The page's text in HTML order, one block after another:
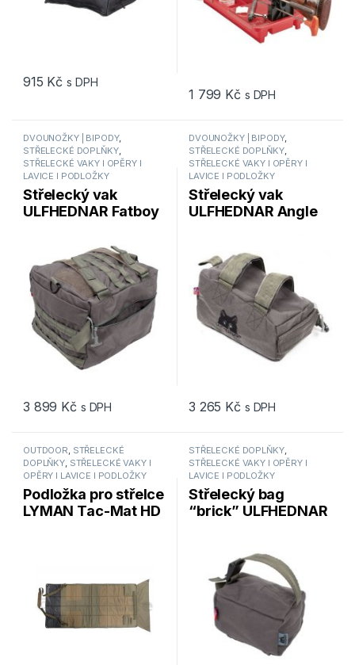
915 Kč s DPH
1 799 Kč s DPH
DVOUNOŽKY | BIPODY,
STŘELECKÉ DOPLŇKY,
STŘELECKÉ VAKY I OPĚRY I
LAVICE I PODLOŽKY
Střelecký vak
ULFHEDNAR Fatboy
UH202 Cordura
3 899 Kč s DPH
DVOUNOŽKY | BIPODY,
STŘELECKÉ DOPLŇKY,
STŘELECKÉ VAKY I OPĚRY I
LAVICE I PODLOŽKY
Střelecký vak
ULFHEDNAR Angle
3 265 Kč s DPH
OUTDOOR, STŘELECKÉ
DOPLŇKY, STŘELECKÉ VAKY I
OPĚRY I LAVICE I PODLOŽKY
Podložka pro střelce
LYMAN Tac-Mat HD
STŘELECKÉ DOPLŇKY,
STŘELECKÉ VAKY I OPĚRY I
LAVICE I PODLOŽKY
Střelecký bag
“brick” ULFHEDNAR